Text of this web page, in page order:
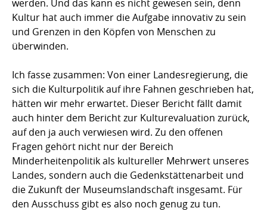
werden. Und das kann es nicht gewesen sein, denn
Kultur hat auch immer die Aufgabe innovativ zu sein
und Grenzen in den Köpfen von Menschen zu
überwinden.
Ich fasse zusammen: Von einer Landesregierung, die
sich die Kulturpolitik auf ihre Fahnen geschrieben hat,
hätten wir mehr erwartet. Dieser Bericht fällt damit
auch hinter dem Bericht zur Kulturevaluation zurück,
auf den ja auch verwiesen wird. Zu den offenen
Fragen gehört nicht nur der Bereich
Minderheitenpolitik als kultureller Mehrwert unseres
Landes, sondern auch die Gedenkstättenarbeit und
die Zukunft der Museumslandschaft insgesamt. Für
den Ausschuss gibt es also noch genug zu tun.